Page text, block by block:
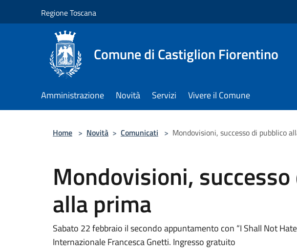
Regione Toscana
Comune di Castiglion Fiorentino
Amministrazione Novità Servizi Vivere il Comune
Home > Novità > Comunicati > Mondovisioni, successo di pubblico
Mondovisioni,
alla prima
Sabato 22 febbraio il secondo appuntamento con “I Shall Not
Internazionale Francesca Gnetti. Ingresso gratuito